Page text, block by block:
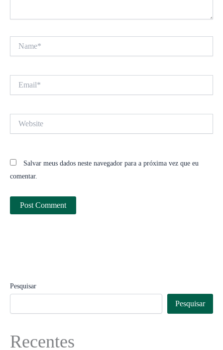
Salvar meus dados neste navegador para a próxima vez que eu
comentar.
Pesquisar
Pesquisar
Recentes